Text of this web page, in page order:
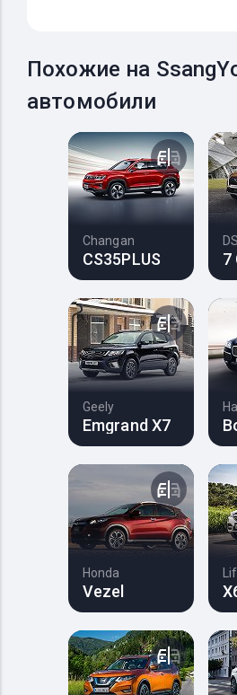
Похожие на
автомобили
Changan
CS35PLUS
DS
7
Geely
Emgrand X7
Honda
Vezel